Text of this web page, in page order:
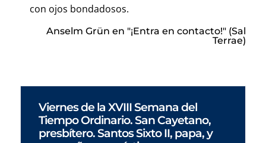
con ojos bondadosos.
Anselm Grün en "¡Entra en contacto!" (Sal
Terrae)
Viernes de la XVIII Semana del
Tiempo Ordinario. San Cayetano,
presbítero. Santos Sixto II, papa, y